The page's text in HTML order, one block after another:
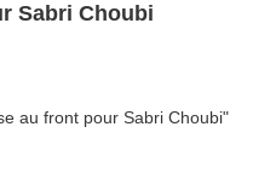
Sabri Choubi